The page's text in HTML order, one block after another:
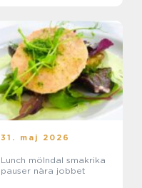
31. maj 2026
Lunch mölndal smakrika
pauser nära jobbet